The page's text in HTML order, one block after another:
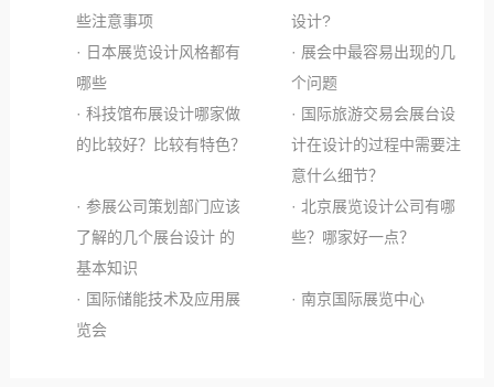
些注意事项
设计?
· 日本展览设计风格都有
哪些
· 展会中最容易出现的几
个问题
· 科技馆布展设计哪家做
的比较好？比较有特色？
· 国际旅游交易会展台设
计在设计的过程中需要注
意什么细节？
· 参展公司策划部门应该
了解的几个展台设计 的
基本知识
· 北京展览设计公司有哪
些？哪家好一点？
· 国际储能技术及应用展
览会
· 南京国际展览中心